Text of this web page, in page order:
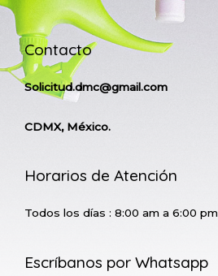
Contacto
Solicitud.dmc@gmail.com
CDMX, México.
Horarios de Atención
Todos los días : 8:00 am a 6:00 pm
Escríbanos por Whatsapp